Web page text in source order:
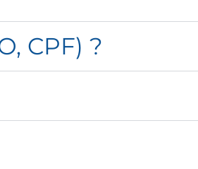
CPF) ?